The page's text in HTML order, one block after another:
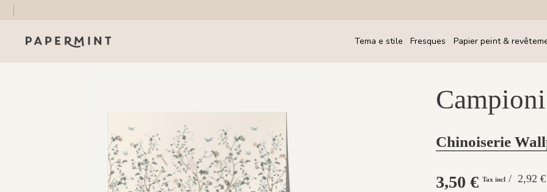
Tema e stile Fresques Papier peint &
Campioni
Chinoiserie
3,50 € Tax incl / 2,92